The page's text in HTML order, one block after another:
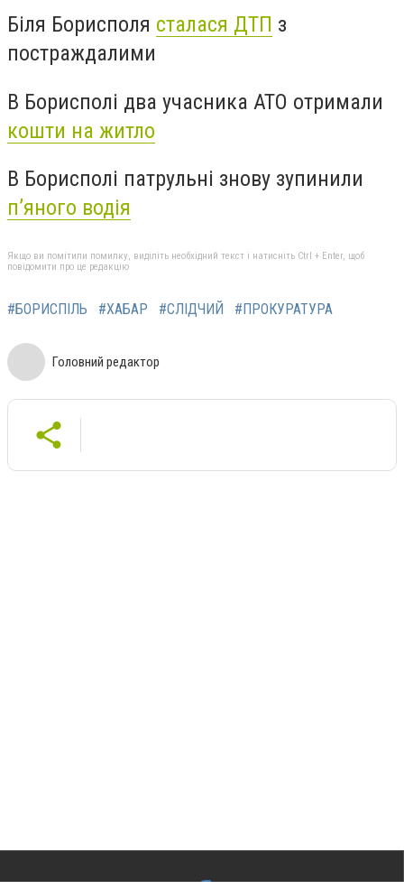
Біля Борисполя сталася ДТП з
постраждалими
В Борисполі два учасника АТО отримали
кошти на житло
В Борисполі патрульні знову зупинили
п’яного водія
Якщо ви помітили помилку, виділіть необхідний текст і натисніть Ctrl + Enter, щоб
повідомити про це редакцію
#БОРИСПІЛЬ #ХАБАР #СЛІДЧИЙ #ПРОКУРАТУРА
Головний редактор